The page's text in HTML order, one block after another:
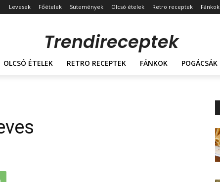
Levesek Főételek Sütemények Olcsó ételek Retro receptek Fánkok
Trendireceptek
OLCSÓ ÉTELEK RETRO RECEPTEK FÁNKOK POGÁCSÁK